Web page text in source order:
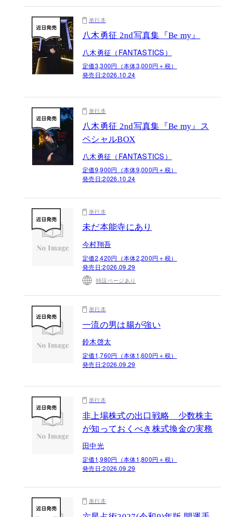
単行本
八木勇征 2nd写真集『Be my』
八木勇征（FANTASTICS）
定価3,300円（本体3,000円＋税）
発売日:2026.10.24
単行本
八木勇征 2nd写真集『Be my』ス
ペシャルBOX
八木勇征（FANTASTICS）
定価9,900円（本体9,000円＋税）
発売日:2026.10.24
単行本
未だ本能寺にあり
今村翔吾
定価2,420円（本体2,200円＋税）
発売日:2026.09.29
特設ページあり
単行本
一流の男は腸が強い
鈴木啓太
定価1,760円（本体1,600円＋税）
発売日:2026.09.29
単行本
非上場株式の出口戦略 少数株主
が知っておくべき株式換金の実務
田中光
定価1,980円（本体1,800円＋税）
発売日:2026.09.29
単行本